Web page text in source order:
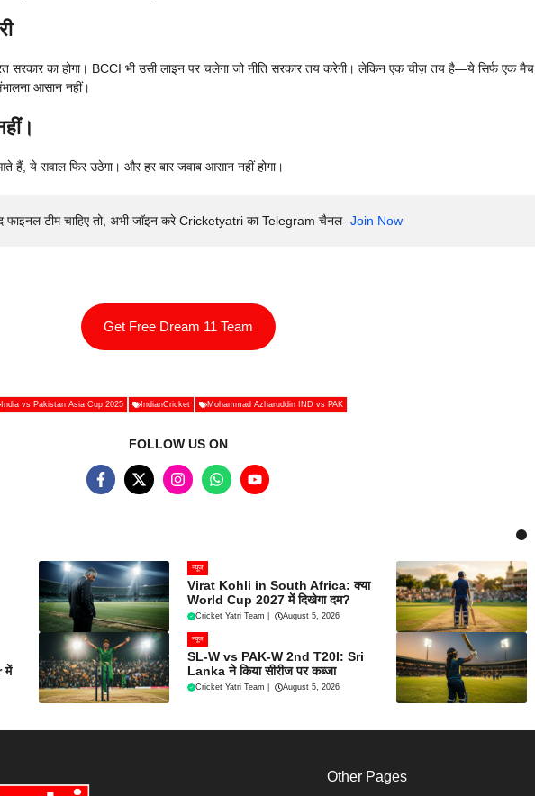
सरकार का होगा। BCCI भी उसी लाइन पर चलेगा जो नीति सरकार तय करेगी। लेकिन एक चीज़ तय है—ये सिर्फ एक मैच
आसान नहीं।
हैं, ये सवाल फिर उठेगा। और हर बार जवाब आसान नहीं होगा।
फाइनल टीम चाहिए तो, अभी जॉइन करे Cricketyatri का Telegram चैनल- Join Now
Get Free Dream 11 Team
India vs Pakistan Asia Cup 2025 IndianCricket Mohammad Azharuddin IND vs PAK
FOLLOW US ON
न्यूज
Virat Kohli in South Africa: क्या
World Cup 2027 में दिखेगा दम?
Cricket Yatri Team August 5, 2026
में
न्यूज
SL-W vs PAK-W 2nd T20I: Sri
Lanka ने किया सीरीज पर कब्जा
Cricket Yatri Team August 5, 2026
Other Pages